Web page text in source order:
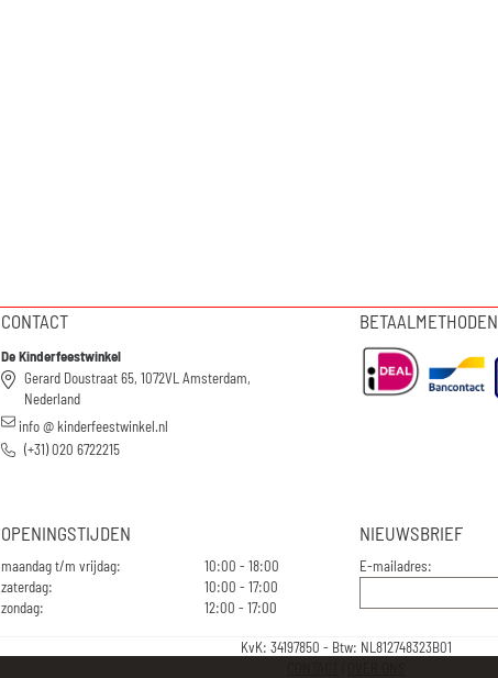
CONTACT
De Kinderfeestwinkel
Gerard Doustraat 65, 1072VL Amsterdam,
Nederland
info @ kinderfeestwinkel.nl
(+31) 020 6722215
BETAALMETHODEN
OPENINGSTIJDEN
maandag t/m vrijdag:
10:00 - 18:00
zaterdag:
10:00 - 17:00
zondag:
12:00 - 17:00
NIEUWSBRIEF
E-mailadres:
KvK: 34197850 - Btw: NL812748323B01